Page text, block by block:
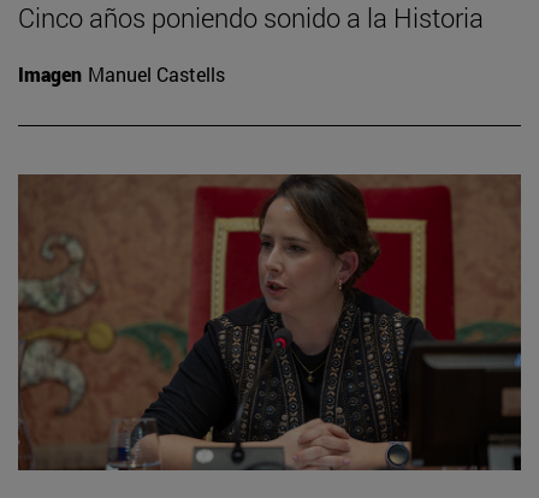
Cinco años poniendo sonido a la Historia
Imagen Manuel Castells